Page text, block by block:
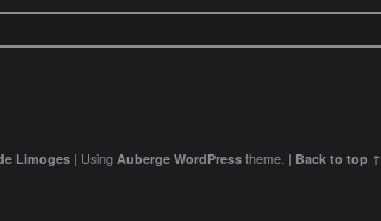
Limoges | Using Auberge WordPress theme. | Back to top ↑